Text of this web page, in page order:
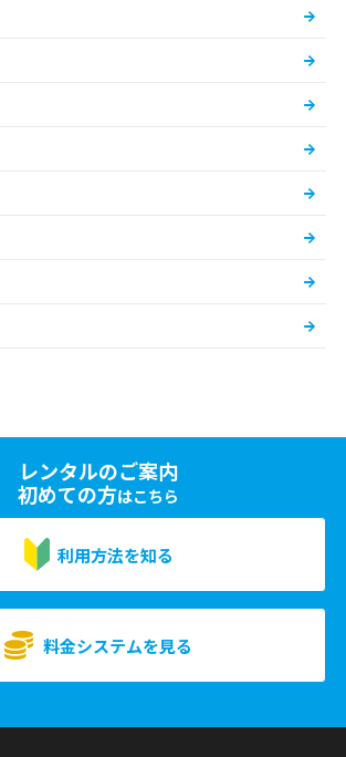
レンタルのご案内
初めての方はこちら
利用方法を知る
料金システムを見る